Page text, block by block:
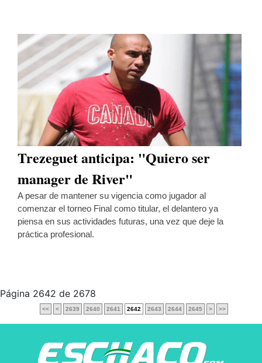
Trezeguet anticipa: "Quiero ser
manager de River"
A pesar de mantener su vigencia como jugador al
comenzar el torneo Final como titular, el delantero ya
piensa en sus actividades futuras, una vez que deje la
práctica profesional.
Página 2642 de 2678
<< < 2639 2640 2641 2642 2643 2644 2645 > >>